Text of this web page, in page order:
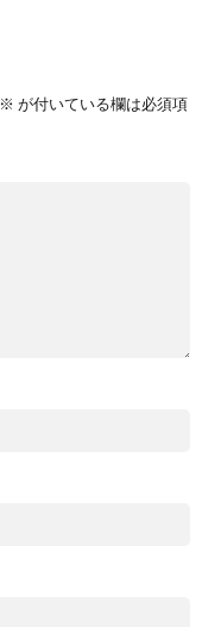
※ が付いている欄は必須項